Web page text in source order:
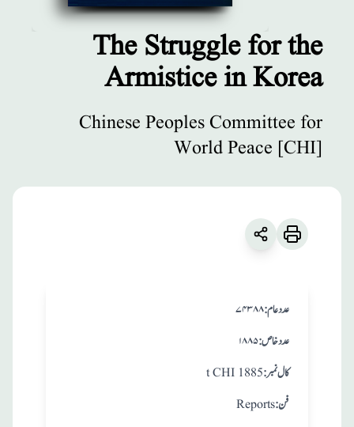
مطبوعات
the Armistice in
The Struggle for the
Armistice in Korea
Chinese Peoples Committee for
World Peace [CHI]
۷۴۳۸۸:عدد عام
۱۸۸۵:عدد خاص
t CHI 1885 :کال نمبر
Reports :فن